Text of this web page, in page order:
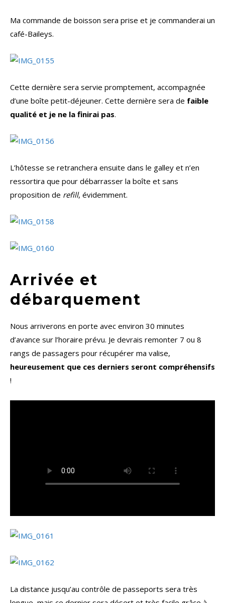
Ma commande de boisson sera prise et je commanderai un
café-Baileys.
Cette dernière sera servie promptement, accompagnée
d’une boîte petit-déjeuner. Cette dernière sera de faible
qualité et je ne la finirai pas.
L’hôtesse se retranchera ensuite dans le galley et n’en
ressortira que pour débarrasser la boîte et sans
proposition de refill, évidemment.
Arrivée et
débarquement
Nous arriverons en porte avec environ 30 minutes
d’avance sur l’horaire prévu. Je devrais remonter 7 ou 8
rangs de passagers pour récupérer ma valise,
heureusement que ces derniers seront compréhensifs
!
La distance jusqu’au contrôle de passeports sera très